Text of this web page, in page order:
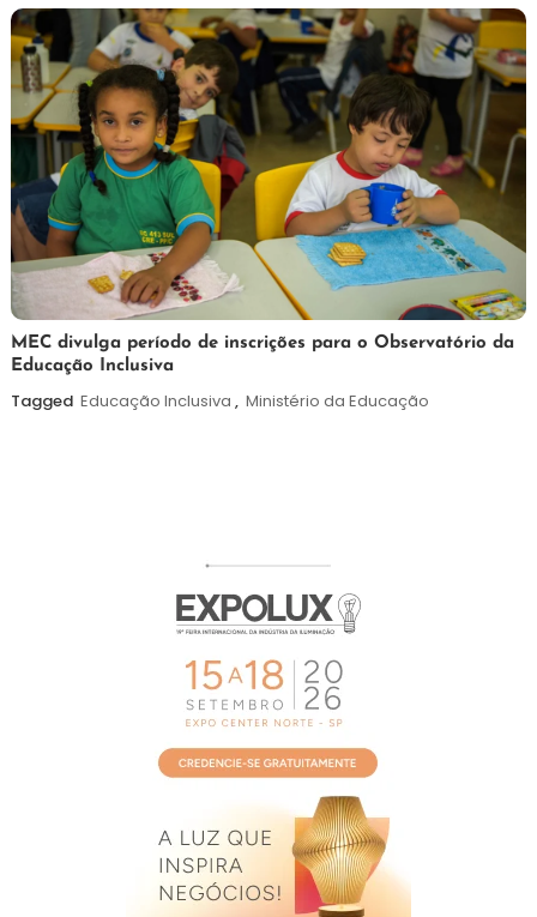
7
de
agosto
Maurilio
MEC divulga período de inscrições para o Observatório da
Educação Inclusiva
Tagged Educação Inclusiva , Ministério da Educação